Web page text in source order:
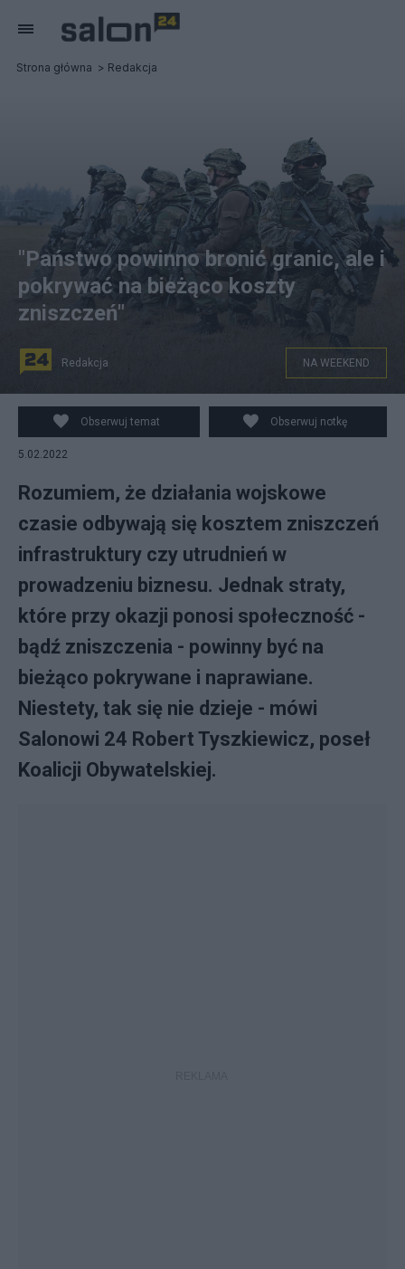
Strona główna Redakcja
"Państwo powinno bronić granic, ale i
pokrywać na bieżąco koszty
zniszczeń"
Redakcja NA WEEKEND
Obserwuj temat Obserwuj notkę
5.02.2022
Rozumiem, że działania wojskowe
czasie odbywają się kosztem zniszczeń
infrastruktury czy utrudnień w
prowadzeniu biznesu. Jednak straty,
które przy okazji ponosi społeczność -
bądź zniszczenia - powinny być na
bieżąco pokrywane i naprawiane.
Niestety, tak się nie dzieje - mówi
Salonowi 24 Robert Tyszkiewicz, poseł
Koalicji Obywatelskiej.